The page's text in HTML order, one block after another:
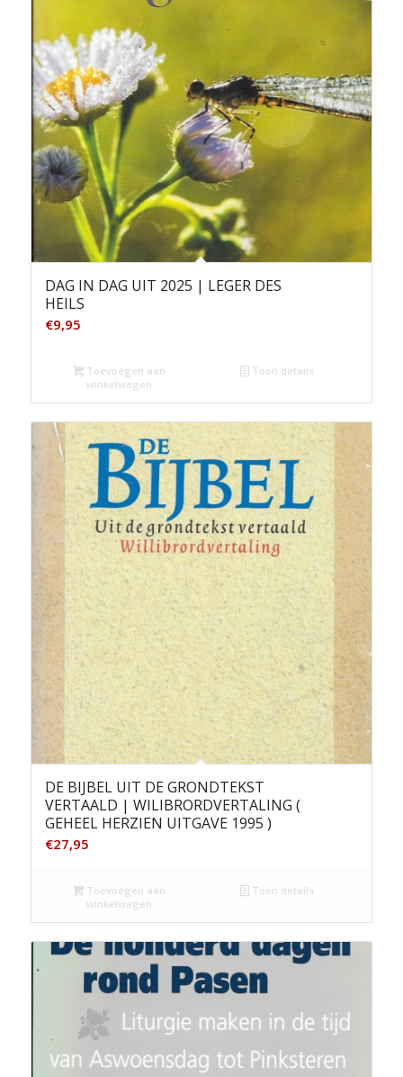
DAG IN DAG UIT 2025 | LEGER DES
HEILS
€9,95
Toevoegen aan
winkelwagen
Toon details
DE BIJBEL UIT DE GRONDTEKST
VERTAALD | WILIBRORDVERTALING (
GEHEEL HERZIEN UITGAVE 1995 )
€27,95
Toevoegen aan
winkelwagen
Toon details